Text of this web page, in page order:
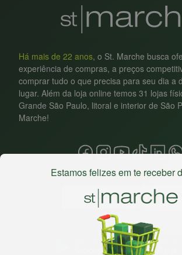
Há mais de 22 anos, o St. Marche busca
experiência de compras, a preços
comprar tudo o que precisa para seu dia a
lugar. Além da loja online temos 31 lojas
Grande São Paulo, litoral e interior de São
Marche!
Baixe nosso app
Estamos felizes em te receber